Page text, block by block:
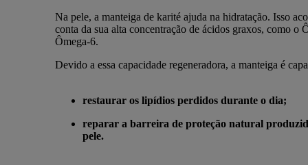
Na pele, a manteiga de karité ajuda na hidratação. Isso
conta da sua alta concentração de ácidos graxos, como o
Ômega-6.
Devido a essa capacidade regeneradora, a manteiga é
restaurar os lipídios perdidos durante o dia;
reparar a barreira de proteção natural
pele.